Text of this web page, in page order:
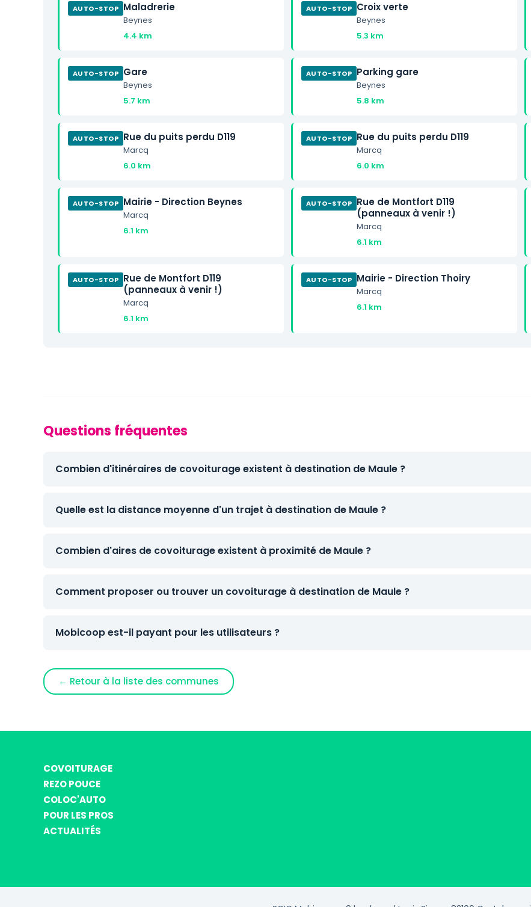
AUTO-STOP Maladrerie
Beynes
4.4 km
AUTO-STOP Croix verte
Beynes
5.3 km
AUTO-STOP Gare
Beynes
5.7 km
AUTO-STOP Parking gare
Beynes
5.8 km
AUTO-STOP Rue du puits perdu D119
Marcq
6.0 km
AUTO-STOP Rue du puits perdu D119
Marcq
6.0 km
AUTO-STOP Mairie - Direction Beynes
Marcq
6.1 km
AUTO-STOP Rue de Montfort D119
(panneaux à venir !)
Marcq
6.1 km
AUTO-STOP Rue de Montfort D119
(panneaux à venir !)
Marcq
6.1 km
AUTO-STOP Mairie - Direction Thoiry
Marcq
6.1 km
Questions fréquentes
Combien d'itinéraires de covoiturage existent à destination de Maule ?
Quelle est la distance moyenne d'un trajet à destination de Maule ?
Combien d'aires de covoiturage existent à proximité de Maule ?
Comment proposer ou trouver un covoiturage à destination de Maule ?
Mobicoop est-il payant pour les utilisateurs ?
← Retour à la liste des communes
COVOITURAGE
REZO POUCE
COLOC'AUTO
POUR LES PROS
ACTUALITÉS